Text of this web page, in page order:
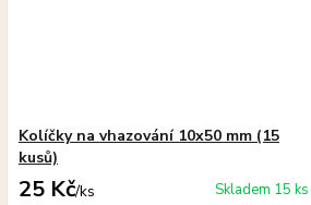
Kolíčky na vhazování 10x50 mm (15
kusů)
25 Kč/ks Skladem 15 ks